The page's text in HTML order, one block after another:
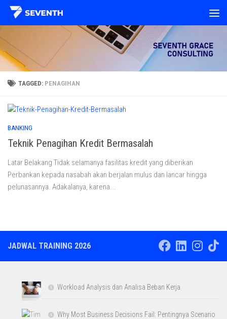
Skip to content
TAGGED: PENAGIHAN
BANKING
Teknik Penagihan Kredit Bermasalah
Latar Belakang Tidak selamanya fasilitas kredit yang diberikan
Perbankan kepada nasabah akan berjalan mulus dan lancar hingga
pelunasannya. Adakalanya, karena...
JADWAL TRAINING 2026
Workload Analysis dan Analisa Beban Kerja
Why Most Business Decisions Fail: Pentingnya Scenario